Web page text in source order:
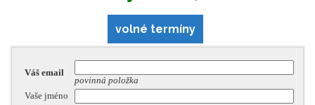
volné termíny